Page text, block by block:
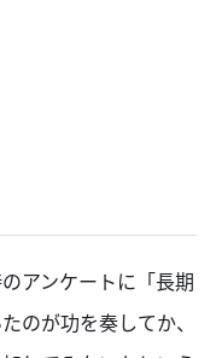
アンケートに「長期
のが功を奏してか、